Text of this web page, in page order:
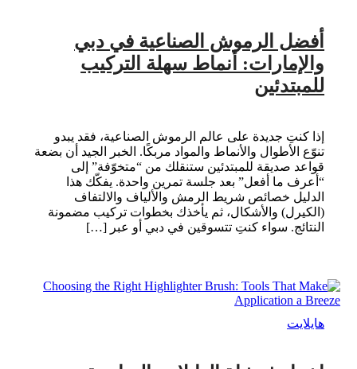
أفضل الرموش الصناعية في دبي
والإمارات: أنماط سهلة التركيب
للمبتدئين
إذا كنتِ جديدة على عالم الرموش الصناعية، فقد يبدو
تنوّع الأطوال والأنماط والمواد مربكًا. الخبر الجيد أن بضعة
قواعد صديقة للمبتدئين ستنقلك من “متخوّفة” إلى
“أعرف ما أفعل” بعد جلسة تمرين واحدة. يفكّك هذا
الدليل خصائص شريط الرمش والألياف والالتفاف
(الكيرل) والأشكال، ثم يأخذك بخطوات تركيب مضمونة
النتائج. سواء كنتِ تتسوقين في دبي أو عبر […]
هايلايت